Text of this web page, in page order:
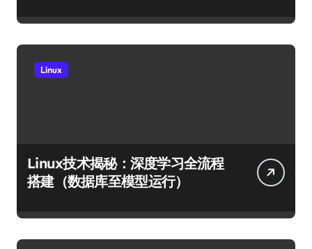
Linux
Linux技术揭秘：深度学习全流程
搭建（数据库至模型运行）